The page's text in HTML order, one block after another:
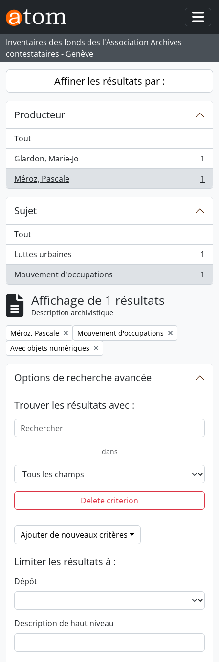
Skip to main content
Inventaires des fonds des l'Association Archives
contestataires - Genève
Affiner les résultats par :
Producteur
Tout
Glardon, Marie-Jo
, 1 résultats
1
Méroz, Pascale
, 1 résultats 1
Sujet
Tout
Luttes urbaines
, 1 résultats
1
Mouvement d'occupations
, 1 résultats 1
Affichage de 1 résultats
Description archivistique
Remove filter:
Méroz, Pascale Remove filter:
Mouvement d'occupations
Remove filter:
Avec objets numériques
Options de recherche avancée
Trouver les résultats avec :
dans
Delete criterion
Ajouter de nouveaux critères
Limiter les résultats à :
Dépôt
Description de haut niveau